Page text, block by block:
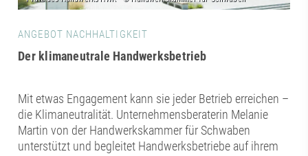
ANGEBOT NACHHALTIGKEIT
Der klimaneutrale Handwerksbetrieb
Mit etwas Engagement kann sie jeder Betrieb erreichen –
die Klimaneutralität. Unternehmensberaterin Melanie
Martin von der Handwerkskammer für Schwaben
unterstützt und begleitet Handwerksbetriebe auf ihrem